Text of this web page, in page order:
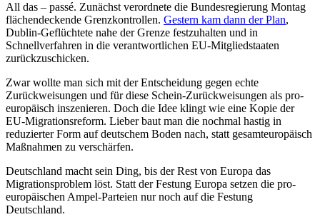
All das – passé. Zunächst verordnete die Bundesregierung Montag
flächendeckende Grenzkontrollen. Gestern kam dann der Plan,
Dublin-Geflüchtete nahe der Grenze festzuhalten und in
Schnellverfahren in die verantwortlichen EU-Mitgliedstaaten
zurückzuschicken.
Zwar wollte man sich mit der Entscheidung gegen echte
Zurückweisungen und für diese Schein-Zurückweisungen als pro-
europäisch inszenieren. Doch die Idee klingt wie eine Kopie der
EU-Migrationsreform. Lieber baut man die nochmal hastig in
reduzierter Form auf deutschem Boden nach, statt gesamteuropäisch
Maßnahmen zu verschärfen.
Deutschland macht sein Ding, bis der Rest von Europa das
Migrationsproblem löst. Statt der Festung Europa setzen die pro-
europäischen Ampel-Parteien nur noch auf die Festung
Deutschland.